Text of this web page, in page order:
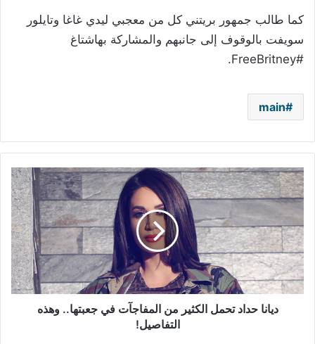
كما طالب جمهور بريتني كل من معجبي ليدي غاغا وتايلور
سويفت بالوقوف إلى جانبهم والمشاركة بهاشتاغ
#FreeBritney.
main
ديانا
حداد
تحمل
الكثير
من
المفاجآت
في
جعبتها..
وهذه
التفاصيل!ديانا حداد تحمل الكثير من المفاجآت في جعبتها.. وهذه
التفاصيل!